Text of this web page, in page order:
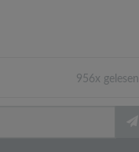
956x gelesen